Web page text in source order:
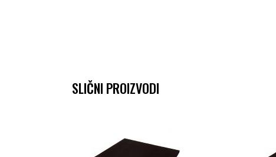
SLIČNI PROIZVODI